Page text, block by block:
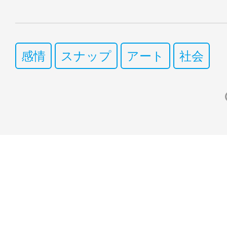
感情 スナップ アート 社会